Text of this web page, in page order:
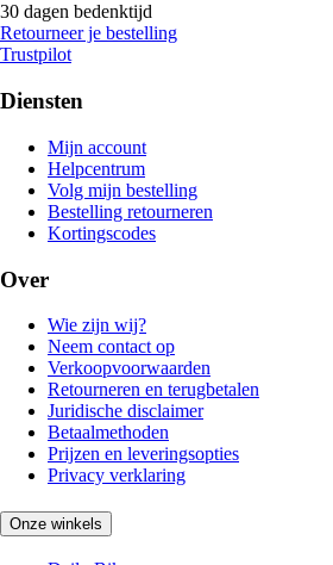
30 dagen bedenktijd
Retourneer je bestelling
Trustpilot
Diensten
Mijn account
Helpcentrum
Volg mijn bestelling
Bestelling retourneren
Kortingscodes
Over
Wie zijn wij?
Neem contact op
Verkoopvoorwaarden
Retourneren en terugbetalen
Juridische disclaimer
Betaalmethoden
Prijzen en leveringsopties
Privacy verklaring
Onze winkels